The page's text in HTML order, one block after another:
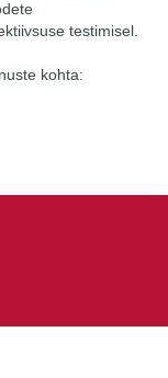
testimisel.
kohta: